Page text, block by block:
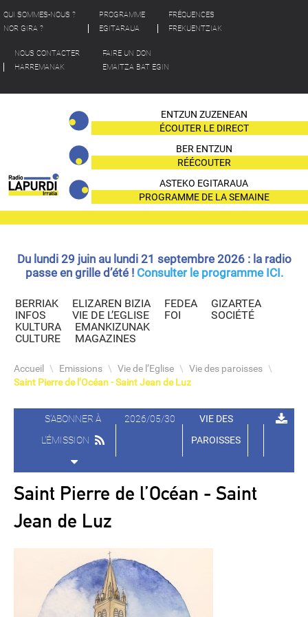
QUI SOMMES-NOUS ?
NOR GIRA ?
PROGRAMME
EGITARAUA
FRÉQUENCES
FREKUENTZIAK
NOUS CONTACTER
HARREMANAK
FAIRE UN DON
EMAITZA BAT EGIN
ENTZUN ZUZENEAN
ÉCOUTER LE DIRECT
BER ENTZUN
RÉÉCOUTER
ASTEKO EGITARAUA
PROGRAMME DE LA SEMAINE
Du lundi 29 juin au lundi 21 septembre 2026 : la radio
passe en grille d’été ! Consulter le programme ICI.
BERRIAK
INFOS
ELIZAREN BIZIA
VIE DE L’EGLISE
FEDEA
FOI
GIZARTEA
SOCIÉTÉ
KULTURA
CULTURE
EMANKIZUNAK
MAGAZINES
Accueil \ Emissions \ Vie de l’Eglise \ Vie des paroisses \
Saint Pierre de l’Océan - Saint Jean de Luz
S'ABONNER À
L'ÉMISSION
2026/05/30
VIE DES
PAROISSES
Saint Pierre de l’Océan - Saint
Jean de Luz